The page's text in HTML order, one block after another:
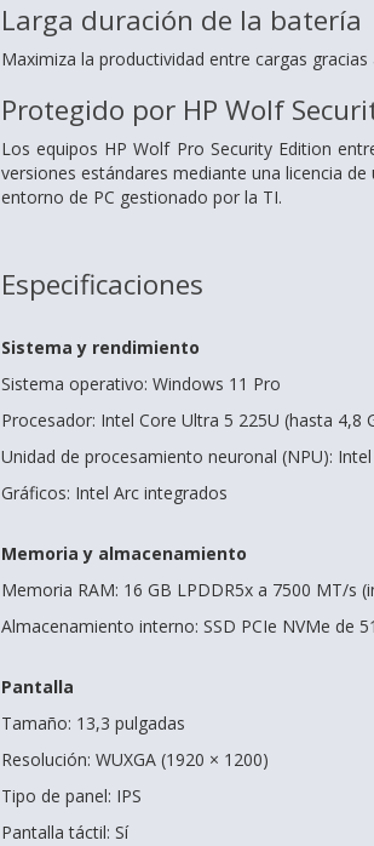
Larga duración de la batería
Maximiza la productividad entre cargas
Protegido por HP Wolf
Los equipos HP Wolf Pro Security Edition
versiones estándares mediante una licencia
entorno de PC gestionado por la TI.
Especificaciones
Sistema y rendimiento
Sistema operativo: Windows 11 Pro
Procesador: Intel Core Ultra 5 225U (hasta
Unidad de procesamiento neuronal (NPU):
Gráficos: Intel Arc integrados
Memoria y almacenamiento
Memoria RAM: 16 GB LPDDR5x a 7500 MT/s
Almacenamiento interno: SSD PCIe NVMe de
Pantalla
Tamaño: 13,3 pulgadas
Resolución: WUXGA (1920 × 1200)
Tipo de panel: IPS
Pantalla táctil: Sí